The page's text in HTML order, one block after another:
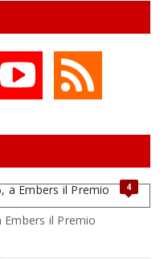
4
il Premio